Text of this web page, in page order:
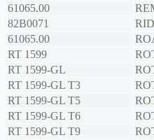
61065.00
82B0071
61065.00
RT 1599
RT 1599-GL
RT 1599-GL T3
RT 1599-GL T5
RT 1599-GL T6
RT 1599-GL T9